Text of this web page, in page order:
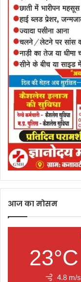
आज का मोसम
23°C
4.8 m/s